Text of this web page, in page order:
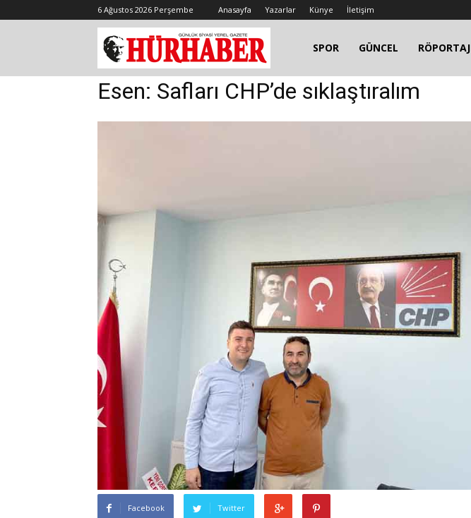
6 Ağustos 2026 Perşembe Anasayfa Yazarlar Künye İletişim
SPOR GÜNCEL RÖPORTAJ
Esen: Safları CHP’de sıklaştıralım
Facebook Twitter